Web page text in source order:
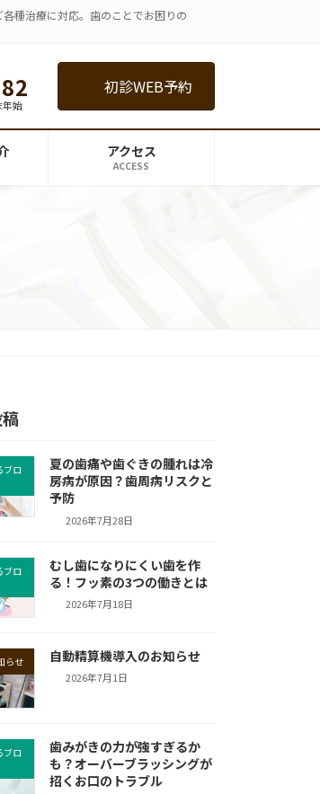
種治療に対応。歯のことでお困りの
年始
初診WEB予約
アクセス
ACCESS
ブロ
夏の歯痛や歯ぐきの腫れは冷
房病が原因？歯周病リスクと
予防
2026年7月28日
ブロ
むし歯になりにくい歯を作
る！フッ素の3つの働きとは
2026年7月18日
らせ 自動精算機導入のお知らせ
2026年7月1日
ブロ
歯みがきの力が強すぎるか
も？オーバーブラッシングが
招くお口のトラブル